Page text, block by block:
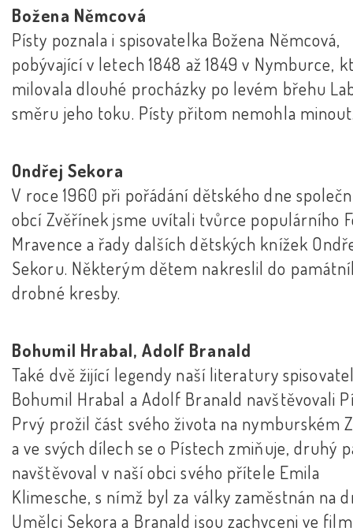
Božena Němcová
Písty poznala i spisovatelka Božena Němcová,
pobývající v letech 1848 až 1849 v Nymburce,
milovala dlouhé procházky po levém břehu
směru jeho toku. Písty přitom nemohla
Ondřej Sekora
V roce 1960 při pořádání dětského dne
obcí Zvěřínek jsme uvítali tvůrce populárního
Mravence a řady dalších dětských knížek
Sekoru. Některým dětem nakreslil do
drobné kresby.
Bohumil Hrabal, Adolf Branald
Také dvě žijící legendy naší literatury
Bohumil Hrabal a Adolf Branald navštěvovali
Prvý prožil část svého života na nymburském
a ve svých dílech se o Pístech zmiňuje, druhý
navštěvoval v naší obci svého přítele Emila
Klimesche, s nímž byl za války zaměstnán na
Umělci Sekora a Branald jsou zachyceni ve